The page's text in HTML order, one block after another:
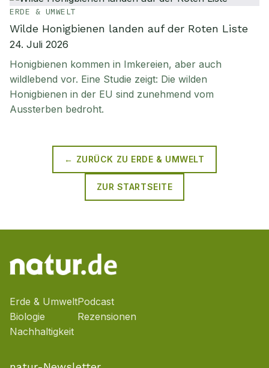
ERDE & UMWELT
Wilde Honigbienen landen auf der Roten Liste
24. Juli 2026
Honigbienen kommen in Imkereien, aber auch
wildlebend vor. Eine Studie zeigt: Die wilden
Honigbienen in der EU sind zunehmend vom
Aussterben bedroht.
← ZURÜCK ZU ERDE & UMWELT
ZUR STARTSEITE
Erde & Umwelt
Biologie
Nachhaltigkeit
Podcast
Rezensionen